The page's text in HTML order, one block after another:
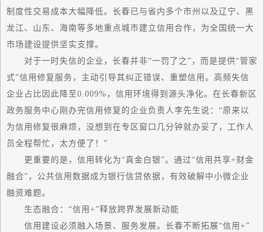
制度性交易成本大幅降低。长春已与省内多个市州以及辽宁、黑
龙江、山东、海南等多地重点城市建立信用合作，为全国统一大
市场建设提供坚实支撑。
对于一时失信的企业，长春并非“一罚了之”，而是提供“管家
式”信用修复服务，主动引导其纠正错误、重塑信用。高频失信
企业占比因此降至0.009%，信用环境得到源头净化。在长春新区
政务服务中心刚办完信用修复的企业负责人李先生说：“原来以
为信用修复很麻烦，没想到在专区窗口几分钟就办妥了，工作人
员全程帮忙，太方便了！”
更重要的是，信用转化为“真金白银”。通过“信用共享+财金
融合”，公共信用数据成为银行信贷依据，有效破解中小微企业
融资难题。
生态融合：“信用+”释放跨界发展新动能
信用建设必须融入场景、服务发展。长春不断拓展“信用+”